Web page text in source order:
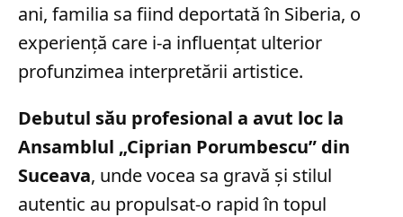
ani, familia sa fiind deportată în Siberia, o
experiență care i-a influențat ulterior
profunzimea interpretării artistice.
Debutul său profesional a avut loc la
Ansamblul „Ciprian Porumbescu” din
Suceava, unde vocea sa gravă și stilul
autentic au propulsat-o rapid în topul